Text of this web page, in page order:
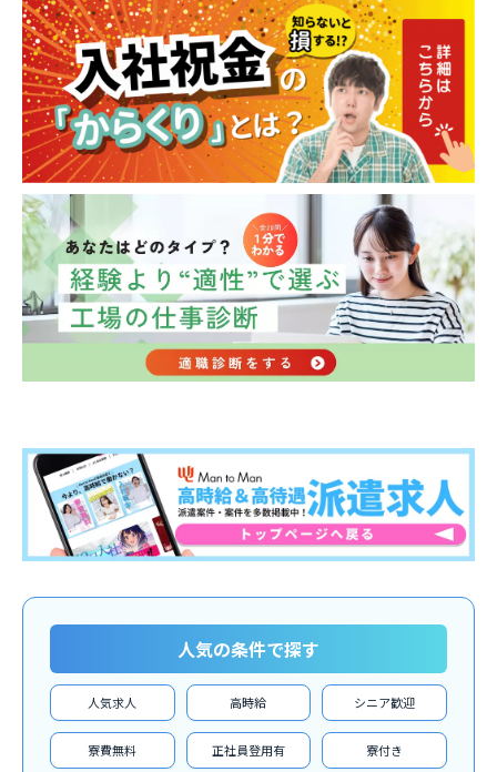
人気の条件で探す
人気求人 高時給 シニア歓迎
寮費無料 正社員登用有 寮付き